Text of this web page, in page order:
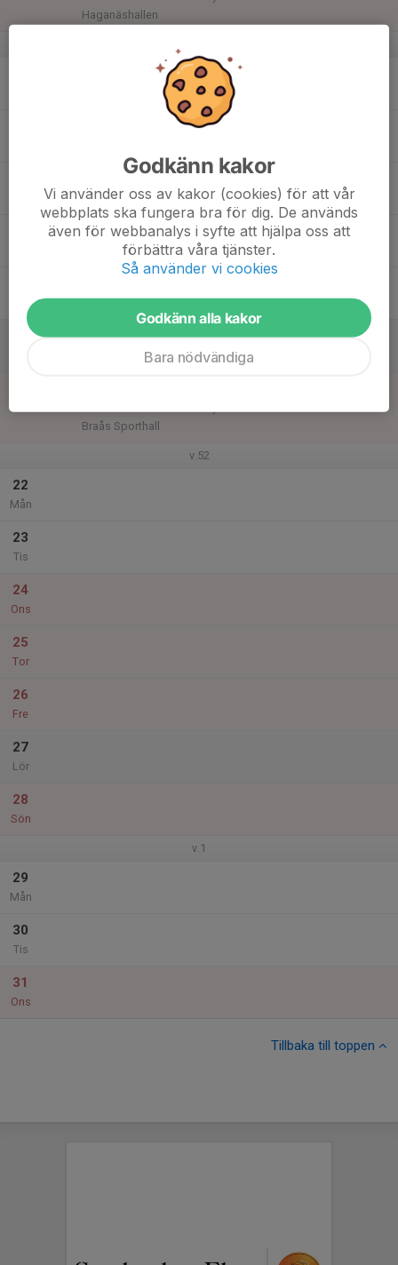
Haganäshallen
Innebandyträning
20:00
Innebandyträning
Paradishallen
Braås Sporthall
v.52
22
Mån
23
Tis
24
Ons
25
Tor
26
Fre
27
Lör
28
Sön
v.1
29
Mån
30
Tis
31
Ons
Tillbaka till toppen
Godkänn kakor
Vi använder oss av kakor (cookies) för att vår
webbplats ska fungera bra för dig. De används
även för webbanalys i syfte att hjälpa oss att
förbättra våra tjänster.
Så använder vi cookies
Godkänn alla kakor
Bara nödvändiga